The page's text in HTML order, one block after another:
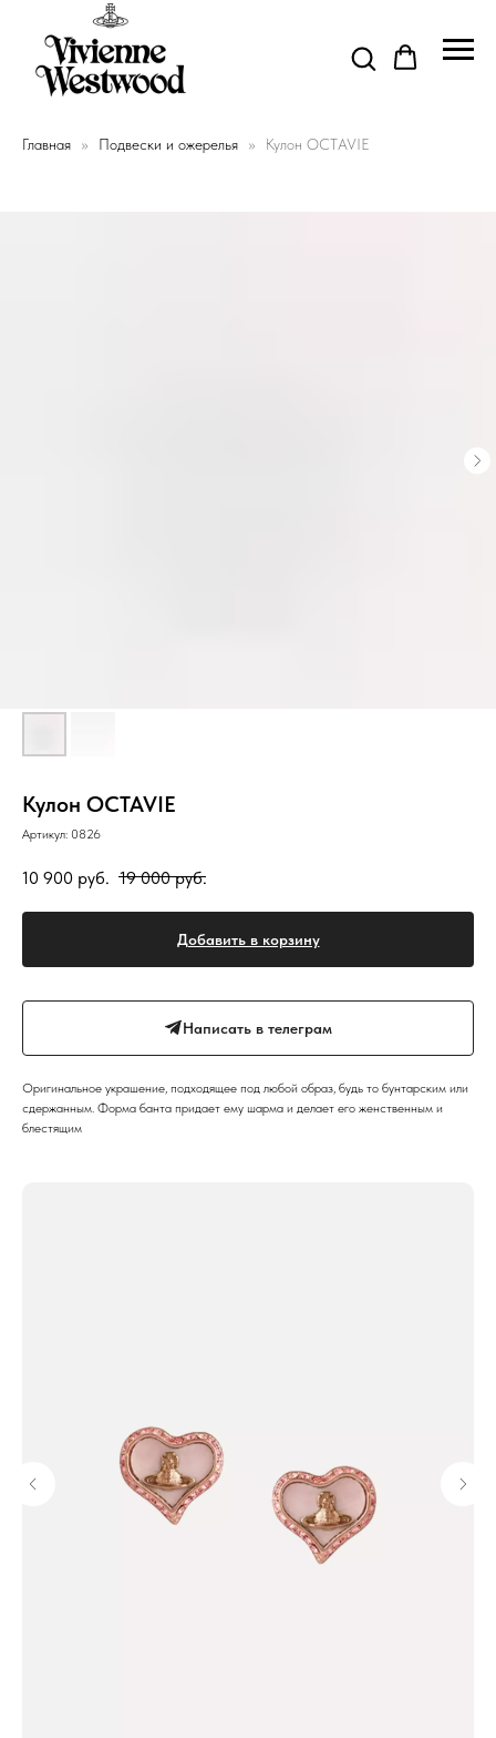
Главная Подвески и ожерелья Кулон OCTAVIE
Кулон OCTAVIE
Артикул: 0826
10 900 руб. 19 000 руб.
Добавить в корзину
Написать в телеграм
Оригинальное украшение, подходящее под любой образ, будь то бунтарским или
сдержанным. Форма банта придает ему шарма и делает его женственным и
блестящим